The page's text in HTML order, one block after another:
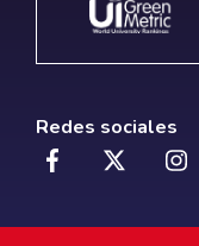
Redes sociales